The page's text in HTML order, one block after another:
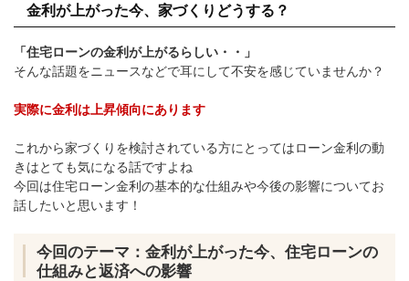
金利が上がった今、家づくりどうする？
「住宅ローンの金利が上がるらしい・・」
そんな話題をニュースなどで耳にして不安を感じていませんか？
実際に金利は上昇傾向にあります
これから家づくりを検討されている方にとってはローン金利の動
きはとても気になる話ですよね
今回は住宅ローン金利の基本的な仕組みや今後の影響についてお
話したいと思います！
今回のテーマ：金利が上がった今、住宅ローンの
仕組みと返済への影響